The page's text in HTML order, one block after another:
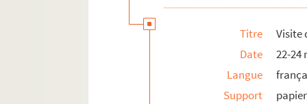
Titre
Visite
Date
22-24
Langue
Support
papier